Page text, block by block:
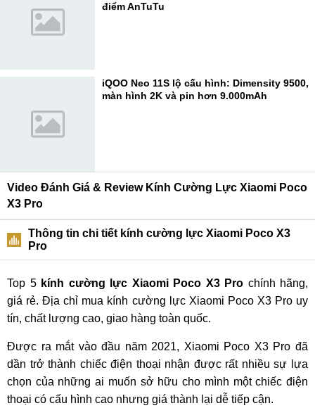
điểm AnTuTu
iQOO Neo 11S lộ cấu hình: Dimensity 9500,
màn hình 2K và pin hơn 9.000mAh
Video Đánh Giá & Review Kính Cường Lực Xiaomi Poco
X3 Pro
Thông tin chi tiết kính cường lực Xiaomi Poco X3
Pro
Top 5 kính cường lực Xiaomi Poco X3 Pro chính hãng,
giá rẻ. Địa chỉ mua kính cường lực Xiaomi Poco X3 Pro uy
tín, chất lượng cao, giao hàng toàn quốc.
Được ra mắt vào đầu năm 2021, Xiaomi Poco X3 Pro đã
dần trở thành chiếc điện thoại nhận được rất nhiều sự lựa
chọn của những ai muốn sở hữu cho mình một chiếc điện
thoại có cấu hình cao nhưng giá thành lại dễ tiếp cận.